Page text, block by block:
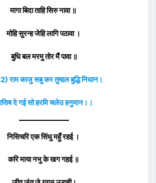
मागा बिदा ताहि सिरु नावा ॥
मोहि सुरन्ह जेहि लागि पठावा ।
बुधि बल मरमु तोर मैं पावा ॥
2) राम काजु सबु कर तुम्हल बुद्धि निधान।
दे गई सो हरमि चलेउ हनुमान।।
निसिचरि एक सिंधु महुँ रहई ।
करि माया नभु के खग गहई ॥